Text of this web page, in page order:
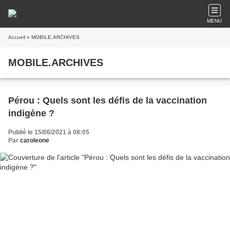
MENU
Accueil » MOBILE.ARCHIVES
MOBILE.ARCHIVES
Pérou : Quels sont les défis de la vaccination
indigène ?
Publié le 15/06/2021 à 08:05
Par caroleone